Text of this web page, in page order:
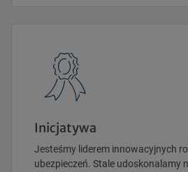
Inicjatywa
Jesteśmy liderem innowacyjnych
ubezpieczeń. Stale udoskonalamy